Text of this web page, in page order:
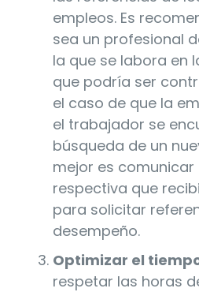
empleos. Es
sea un profesional
la que se labora en
que podría ser
el caso de que la
el trabajador se
búsqueda de un
mejor es comunicar
respectiva que
para solicitar
desempeño.
Optimizar el
respetar las horas